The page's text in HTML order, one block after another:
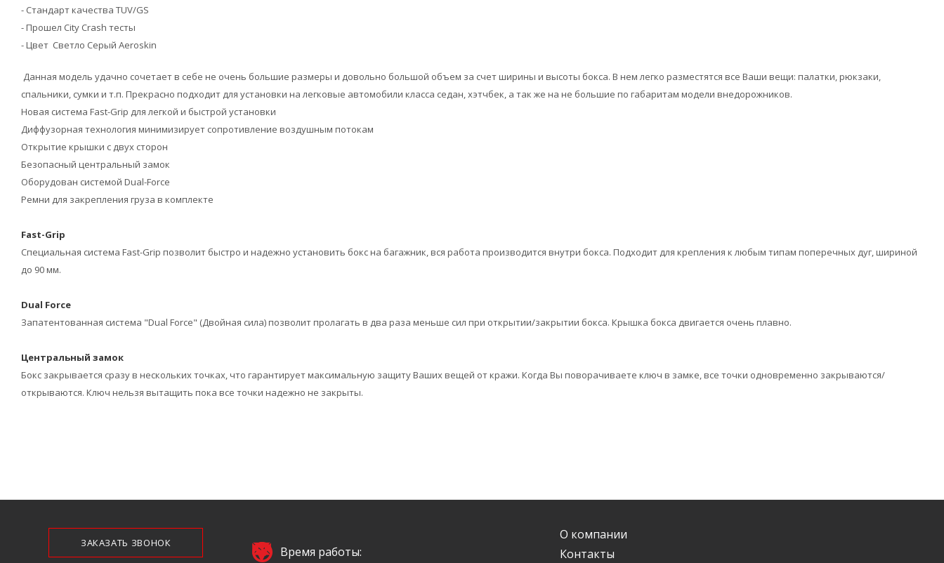
- Стандарт качества TUV/GS
- Прошел City Crash тесты
-Цвет Светло Серый Aeroskin
Данная модель удачно сочетает в себе не очень большие размеры и довольно большой объем за счет ширины и высоты бокса. В нем легко разместятся все Ваши вещи: палатки, рюкзаки,
спальники, сумки и т.п. Прекрасно подходит для установки на легковые автомобили класса седан, хэтчбек, а так же на не большие по габаритам модели внедорожников.
Новая система Fast-Grip для легкой и быстрой установки
Диффузорная технология минимизирует сопротивление воздушным потокам
Открытие крышки с двух сторон
Безопасный центральный замок
Оборудован системой Dual-Force
Ремни для закрепления груза в комплекте
Fast-Grip
Специальная система Fast-Grip позволит быстро и надежно установить бокс на багажник, вся работа производится внутри бокса. Подходит для крепления к любым типам поперечных дуг, шириной
до 90 мм.
Dual Force
Запатентованная система "Dual Force" (Двойная сила) позволит пролагать в два раза меньше сил при открытии/закрытии бокса. Крышка бокса двигается очень плавно.
Центральный замок
Бокс закрывается сразу в нескольких точках, что гарантирует максимальную защиту Ваших вещей от кражи. Когда Вы поворачиваете ключ в замке, все точки одновременно закрываются/
открываются. Ключ нельзя вытащить пока все точки надежно не закрыты.
ЗАКАЗАТЬ ЗВОНОК
Время работы:
О компании
Контакты